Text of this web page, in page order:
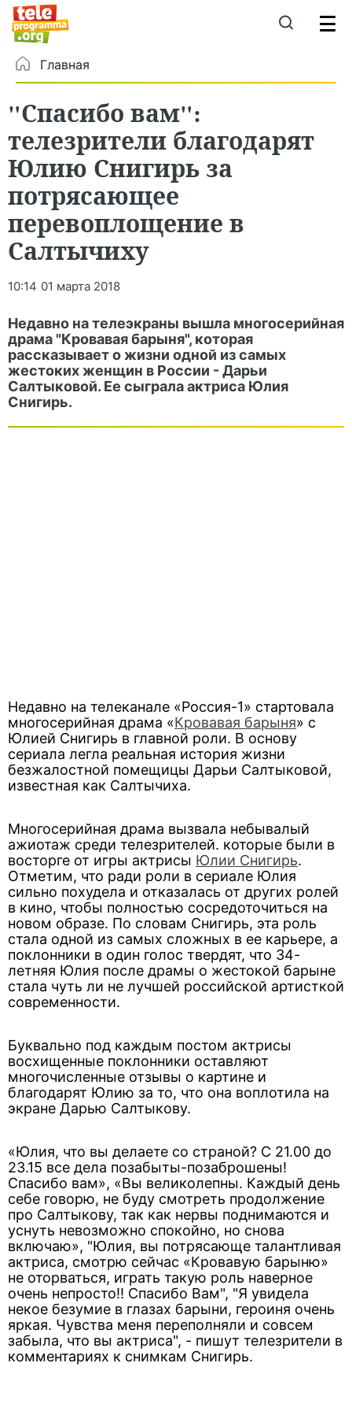
Главная
"Спасибо вам":
телезрители благодарят
Юлию Снигирь за
потрясающее
перевоплощение в
Салтычиху
10:14 01 марта 2018
Недавно на телеэкраны вышла многосерийная
драма "Кровавая барыня", которая
рассказывает о жизни одной из самых
жестоких женщин в России - Дарьи
Салтыковой. Ее сыграла актриса Юлия
Снигирь.
Недавно на телеканале «Россия-1» стартовала
многосерийная драма «Кровавая барыня» с
Юлией Снигирь в главной роли. В основу
сериала легла реальная история жизни
безжалостной помещицы Дарьи Салтыковой,
известная как Салтычиха.
Многосерийная драма вызвала небывалый
ажиотаж среди телезрителей. которые были в
восторге от игры актрисы Юлии Снигирь.
Отметим, что ради роли в сериале Юлия
сильно похудела и отказалась от других ролей
в кино, чтобы полностью сосредоточиться на
новом образе. По словам Снигирь, эта роль
стала одной из самых сложных в ее карьере, а
поклонники в один голос твердят, что 34-
летняя Юлия после драмы о жестокой барыне
стала чуть ли не лучшей российской артисткой
современности.
Буквально под каждым постом актрисы
восхищенные поклонники оставляют
многочисленные отзывы о картине и
благодарят Юлию за то, что она воплотила на
экране Дарью Салтыкову.
«Юлия, что вы делаете со страной? С 21.00 до
23.15 все дела позабыты-позаброшены!
Спасибо вам», «Вы великолепны. Каждый день
себе говорю, не буду смотреть продолжение
про Салтыкову, так как нервы поднимаются и
уснуть невозможно спокойно, но снова
включаю», "Юлия, вы потрясающе талантливая
актриса, смотрю сейчас «Кровавую барыню»
не оторваться, играть такую роль наверное
очень непросто!! Спасибо Вам", "Я увидела
некое безумие в глазах барыни, героиня очень
яркая. Чувства меня переполняли и совсем
забыла, что вы актриса", - пишут телезрители в
комментариях к снимкам Снигирь.